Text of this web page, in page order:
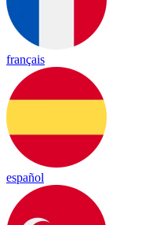
français
español